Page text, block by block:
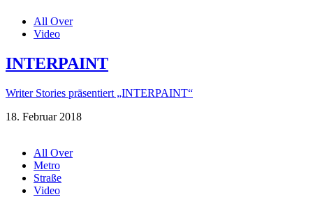
All Over
Video
INTERPAINT
Writer Stories präsentiert „INTERPAINT“
18. Februar 2018
All Over
Metro
Straße
Video